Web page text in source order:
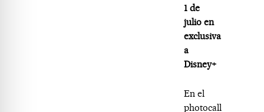
1 de
julio en
exclusiva
a
Disney+
En el
photocall